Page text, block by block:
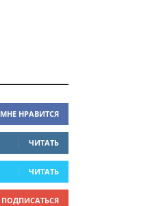
МНЕ НРАВИТСЯ
ЧИТАТЬ
ЧИТАТЬ
ПОДПИСАТЬСЯ